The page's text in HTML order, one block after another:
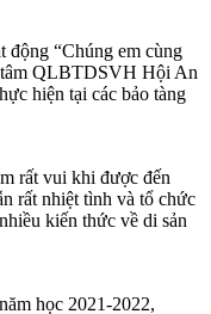
động “Chúng em cùng
tâm QLBTDSVH Hội An
hiện tại các bảo tàng
rất vui khi được đến
rất nhiệt tình và tổ chức
kiến thức về di sản
học 2021-2022,